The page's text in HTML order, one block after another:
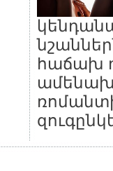
հաճախ